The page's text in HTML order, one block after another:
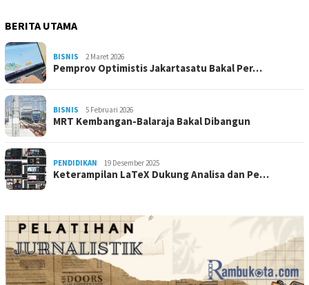
BERITA UTAMA
BISNIS 2 Maret 2026
Pemprov Optimistis Jakartasatu Bakal Per…
BISNIS 5 Februari 2026
MRT Kembangan-Balaraja Bakal Dibangun
PENDIDIKAN 19 Desember 2025
Keterampilan LaTeX Dukung Analisa dan Pe…